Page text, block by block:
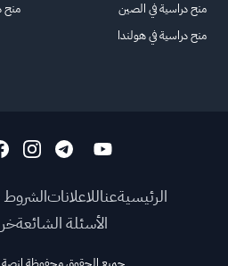
منح دراسية في الصين
منح دراسية في هولندا
منح
الرئيسيةعناللاعلاناتالشروط
الأسئلة الشائعة